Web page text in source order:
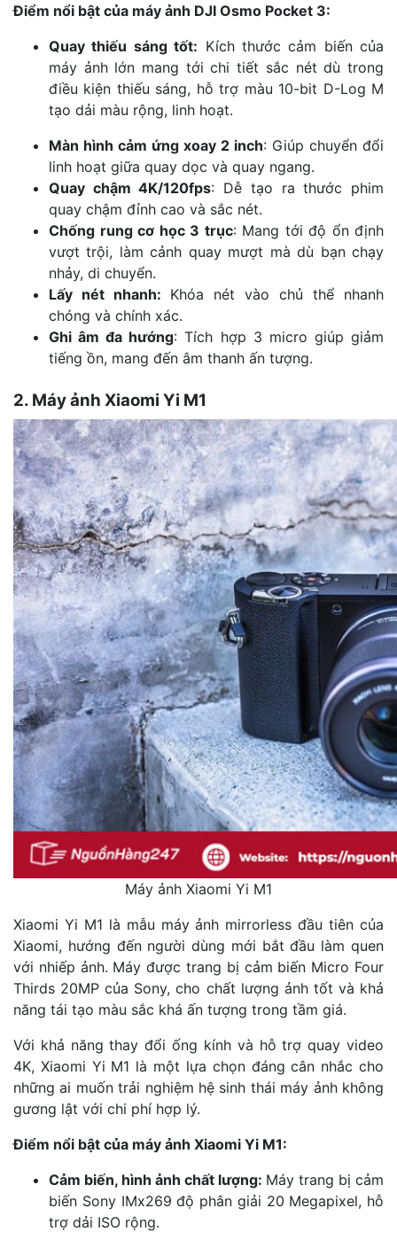
Điểm nổi bật của máy ảnh DJI Osmo Pocket 3:
Quay thiếu sáng tốt: Kích thước cảm biến của
máy ảnh lớn mang tới chi tiết sắc nét dù trong
điều kiện thiếu sáng, hỗ trợ màu 10-bit D-Log M
tạo dải màu rộng, linh hoạt.
Màn hình cảm ứng xoay 2 inch: Giúp chuyển đổi
linh hoạt giữa quay dọc và quay ngang.
Quay chậm 4K/120fps: Dễ tạo ra thước phim
quay chậm đỉnh cao và sắc nét.
Chống rung cơ học 3 trục: Mang tới độ ổn định
vượt trội, làm cảnh quay mượt mà dù bạn chạy
nhảy, di chuyển.
Lấy nét nhanh: Khóa nét vào chủ thể nhanh
chóng và chính xác.
Ghi âm đa hướng: Tích hợp 3 micro giúp giảm
tiếng ồn, mang đến âm thanh ấn tượng.
2. Máy ảnh Xiaomi Yi M1
Máy ảnh Xiaomi Yi M1
Xiaomi Yi M1 là mẫu máy ảnh mirrorless đầu tiên của
Xiaomi, hướng đến người dùng mới bắt đầu làm quen
với nhiếp ảnh. Máy được trang bị cảm biến Micro Four
Thirds 20MP của Sony, cho chất lượng ảnh tốt và khả
năng tái tạo màu sắc khá ấn tượng trong tầm giá.
Với khả năng thay đổi ống kính và hỗ trợ quay video
4K, Xiaomi Yi M1 là một lựa chọn đáng cân nhắc cho
những ai muốn trải nghiệm hệ sinh thái máy ảnh không
gương lật với chi phí hợp lý.
Điểm nổi bật của máy ảnh Xiaomi Yi M1:
Cảm biến, hình ảnh chất lượng: Máy trang bị cảm
biến Sony IMx269 độ phân giải 20 Megapixel, hỗ
trợ dải ISO rộng.